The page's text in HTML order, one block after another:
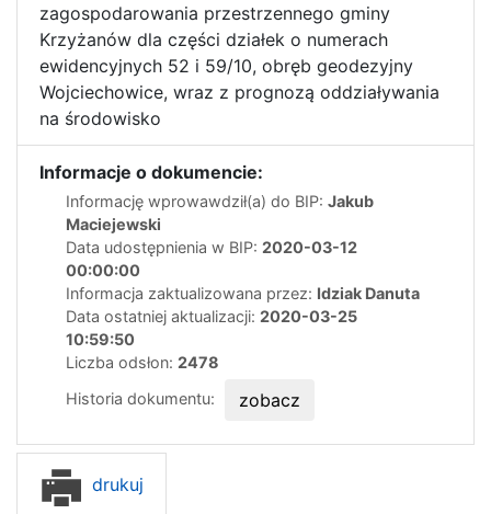
zagospodarowania przestrzennego gminy
Krzyżanów dla części działek o numerach
ewidencyjnych 52 i 59/10, obręb geodezyjny
Wojciechowice, wraz z prognozą oddziaływania
na środowisko
Informacje o dokumencie:
Informację wprowawdził(a) do BIP: Jakub
Maciejewski
Data udostępnienia w BIP: 2020-03-12
00:00:00
Informacja zaktualizowana przez: Idziak Danuta
Data ostatniej aktualizacji: 2020-03-25
10:59:50
Liczba odsłon: 2478
Historia dokumentu:
zobacz
drukuj